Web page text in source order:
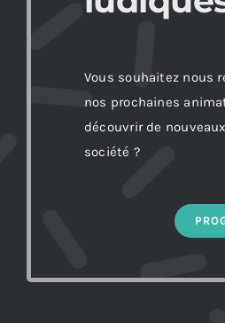
Vous souhaitez nous
nos prochaines
découvrir de
société ?